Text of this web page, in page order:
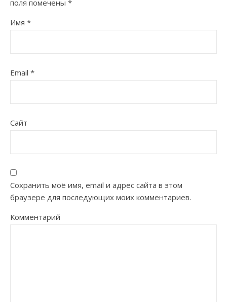
поля помечены *
Имя *
Email *
Сайт
Сохранить моё имя, email и адрес сайта в этом
браузере для последующих моих комментариев.
Комментарий